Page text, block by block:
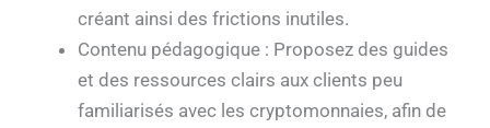
créant ainsi des frictions inutiles.
Contenu pédagogique : Proposez des guides
et des ressources clairs aux clients peu
familiarisés avec les cryptomonnaies, afin de